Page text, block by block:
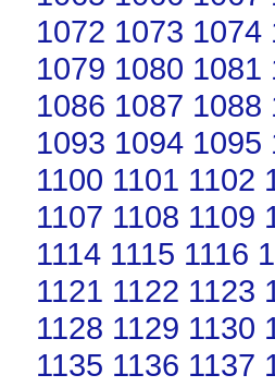
1072 1073 1074
1079 1080 1081
1086 1087 1088
1093 1094 1095
1100 1101 1102
1107 1108 1109
1114 1115 1116
1121 1122 1123
1128 1129 1130
1135 1136 1137